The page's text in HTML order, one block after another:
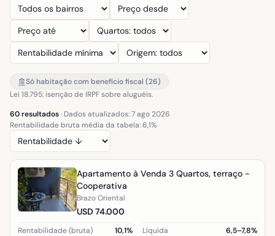
Só habitação com benefício fiscal (26)
Lei 18.795: isenção de IRPF sobre aluguéis.
60 resultados· Dados atualizados: 7 ago 2026
Rentabilidade bruta média da tabela: 6,1%
Apartamento à Venda 3 Quartos, terraço -
Cooperativa
Brazo Oriental
USD 74.000
Rentabilidade (bruta) 10,1% Líquida
6,5–7,8%